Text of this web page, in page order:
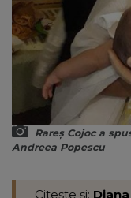
Rareș Cojoc a
Andreea Popescu
Citește și: